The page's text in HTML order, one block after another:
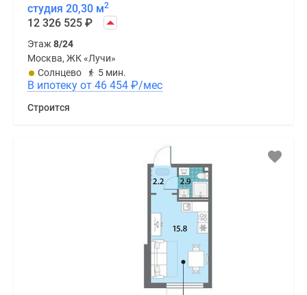
студия 20,30 м2
12 326 525 ₽
Этаж 8/24
Москва, ЖК «Лучи»
Солнцево
5 мин.
В ипотеку от 46 454 ₽/мес
Строится